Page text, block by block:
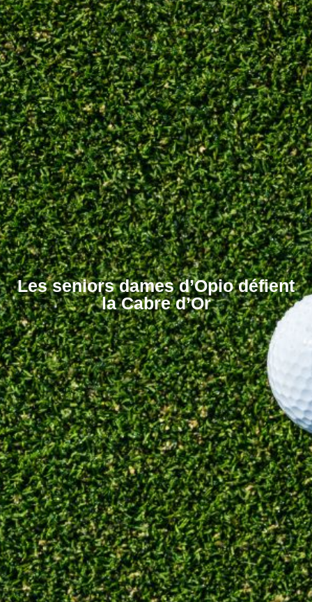
Les seniors dames d’Opio défient
la Cabre d’Or